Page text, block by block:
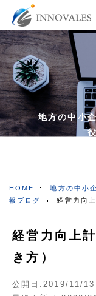
地方の中小
HOME
地方の中小
報ブログ
経営力向
経営力向上
き方）
公開日:2019/11/13